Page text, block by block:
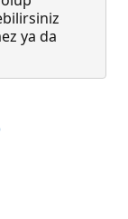
ya da